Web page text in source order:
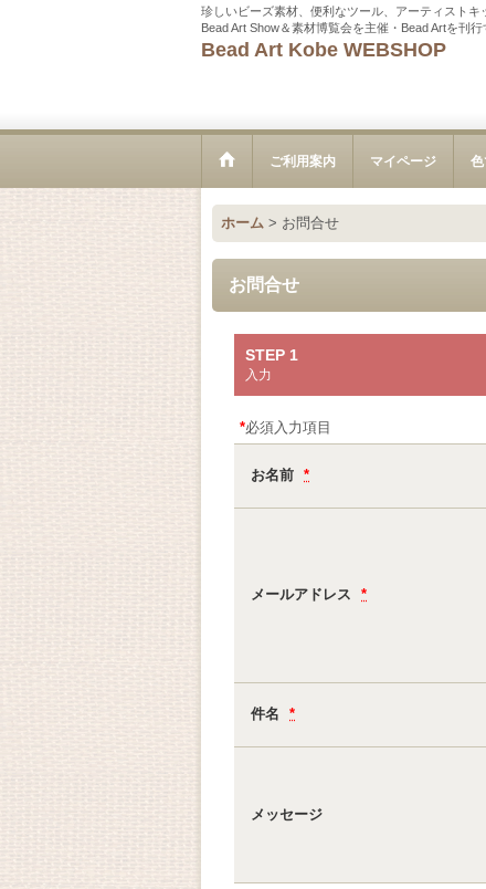
珍しいビーズ素材、便利なツール、アーティストキ
Bead Art Show＆素材博覧会を主催・Bead Artを刊
Bead Art Kobe WEBSHOP
ご利用案内 マイページ 色
ホーム > お問合せ
お問合せ
STEP 1
入力
*必須入力項目
お名前 *
メールアドレス *
件名 *
メッセージ